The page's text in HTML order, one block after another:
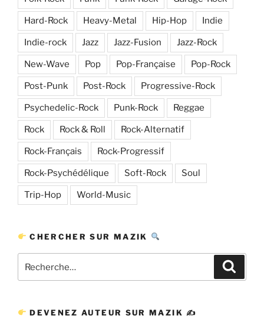
Hard-Rock Heavy-Metal Hip-Hop Indie
Indie-rock Jazz Jazz-Fusion Jazz-Rock
New-Wave Pop Pop-Française Pop-Rock
Post-Punk Post-Rock Progressive-Rock
Psychedelic-Rock Punk-Rock Reggae
Rock Rock & Roll Rock-Alternatif
Rock-Français Rock-Progressif
Rock-Psychédélique Soft-Rock Soul
Trip-Hop World-Music
CHERCHER SUR MAZIK
pour
DEVENEZ AUTEUR SUR MAZIK ✍